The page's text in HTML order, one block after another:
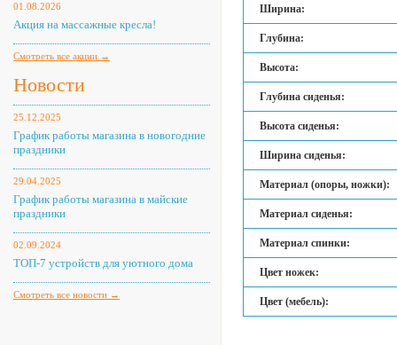
01.08.2026
Акция на массажные кресла!
Смотреть все акции →
Новости
25.12.2025
График работы магазина в новогодние
праздники
29.04.2025
График работы магазина в майские
праздники
02.09.2024
ТОП-7 устройств для уютного дома
Смотреть все новости →
Ширина:
Глубина:
Высота:
Глубина сиденья:
Высота сиденья:
Ширина сиденья:
Материал (опоры, ножки):
Материал сиденья:
Материал спинки:
Цвет ножек:
Цвет (мебель):